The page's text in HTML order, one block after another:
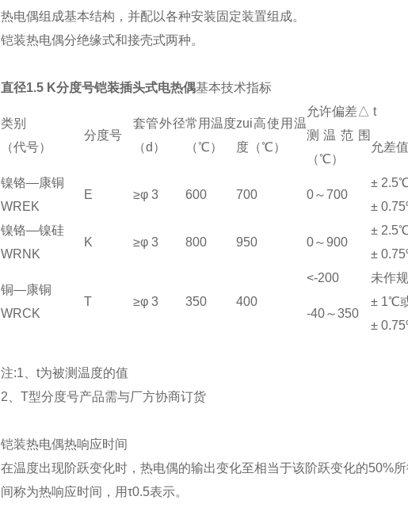
热电偶组成基本结构，并配以各种安装固定装置组成。
铠装热电偶分绝缘式和接壳式两种。
直径1.5 K分度号铠装插头式电热偶基本技术指标
类别
（代号）
分度号
套管外径
（d）
常用温度
（℃）
zui高使用温
度（℃）
允许偏差△ t
测温范围
（℃）
允差值
镍铬—康铜
WREK
E ≥φ 3 600 700 0～700
±
±
镍铬—镍硅
WRNK
K ≥φ 3 800 950 0～900
±
±
铜—康铜
WRCK
T ≥φ 3 350 400
<-200 未作
-40～350
± 1℃
±
注:1、t为被测温度的值
2、T型分度号产品需与厂方协商订货
铠装热电偶热响应时间
在温度出现阶跃变化时，热电偶的输出变化至相当于该阶跃变化的50%
间称为热响应时间，用τ0.5表示。